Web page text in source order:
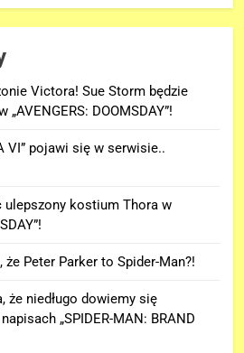
Victora! Sue Storm będzie
„AVENGERS: DOOMSDAY”!
VI” pojawi się w serwisie..
ulepszony kostium Thora w
że Peter Parker to Spider-Man?!
że niedługo dowiemy się
„SPIDER-MAN: BRAND